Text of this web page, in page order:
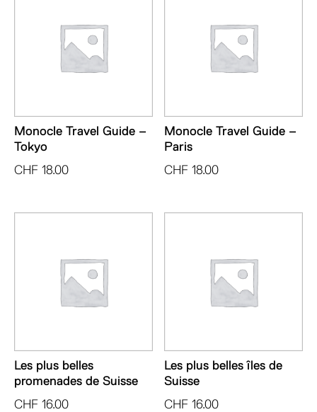
Monocle Travel Guide –
Tokyo
CHF 18.00
Monocle Travel Guide –
Paris
CHF 18.00
Les plus belles
promenades de Suisse
CHF 16.00
Les plus belles îles de
Suisse
CHF 16.00